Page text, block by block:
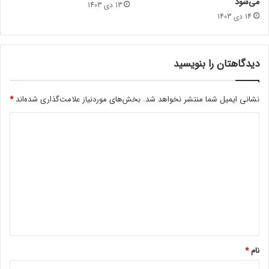
سایبرپانک 2077ماد
ر
ب
ه
پ
ی
ا
ن
14 دی 1403
13 دی 1403
دیدگاهتان را بنویسید
نشانی ایمیل شما منتشر نخواهد شد. بخش‌های موردنیاز علامت‌گذاری شده‌اند*
نام*